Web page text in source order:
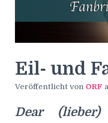
Eil- und
Veröffentlicht von ORF
Dear (lieber)